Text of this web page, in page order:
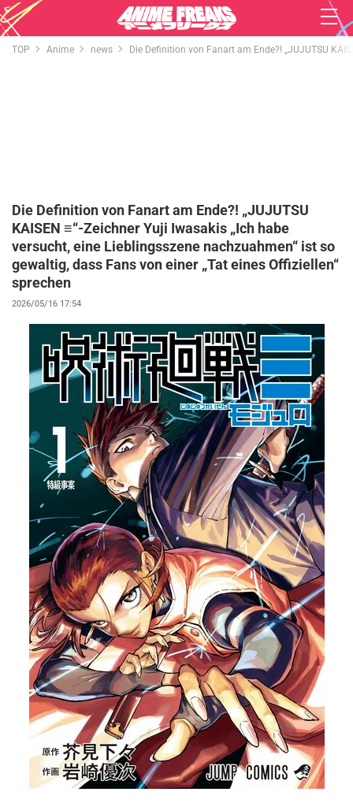
TOP Anime news Die Definition von Fanart am Ende?! „JUJUTSU
Die Definition von Fanart am Ende?! „JUJUTSU
KAISEN ≡“-Zeichner Yuji Iwasakis „Ich habe
versucht, eine Lieblingsszene nachzuahmen“ ist so
gewaltig, dass Fans von einer „Tat eines Offiziellen“
sprechen
2026/05/16 17:54